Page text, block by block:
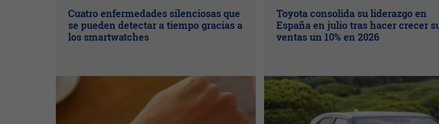
Cuatro enfermedades silenciosas que
se pueden detectar a tiempo gracias a
los smartwatches
Toyota consolida su liderazgo en
España en julio tras hacer crecer
ventas un 10% en 2026